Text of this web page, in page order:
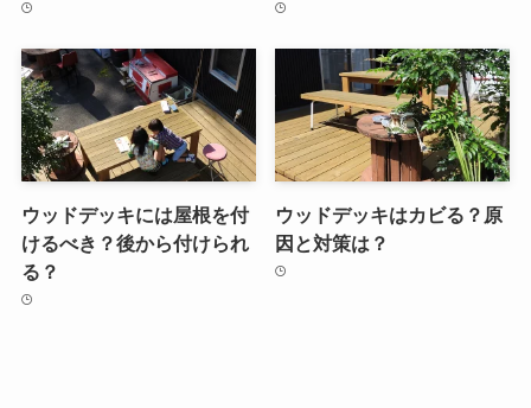
ウッドデッキには屋根を付
けるべき？後から付けられ
る？
ウッドデッキはカビる？原
因と対策は？